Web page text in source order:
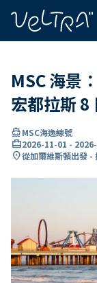
MSC 海景
宏都拉斯 8
directions_boatMSC海逸線號
card_travel2026-11-01 -
location_on從加爾維斯頓出發 -